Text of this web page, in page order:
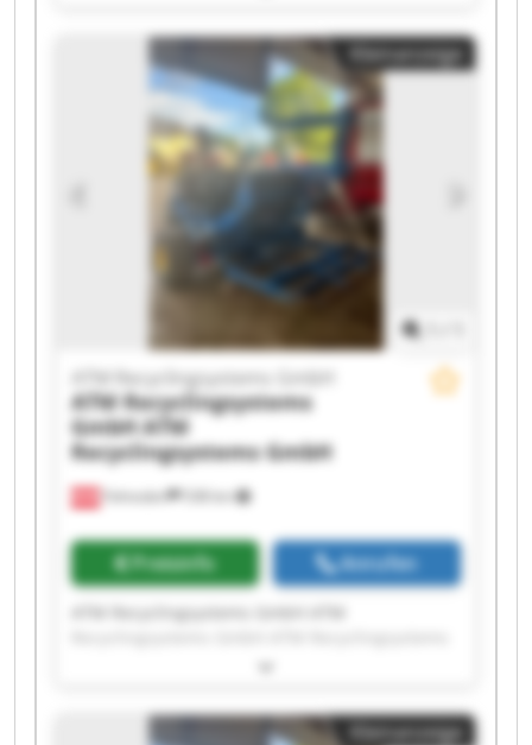
GmbH ATM Recyclingsystems GmbH ATM
Recyclingsystems GmbH ATM Recyclingsystems
GmbH ATM Recyclingsystems GmbH ATM
Recyclingsystems GmbH ATM Recyclingsystems
GmbH ATM Recyclingsystems GmbH ATM
Recyclingsystems GmbH ATM Recyclingsystems
GmbH ATM Recyclingsystems GmbH ATM
Recyclingsystems GmbH ATM Recyclingsystems
GmbH ATM Recyclingsystems GmbH ATM
Recyclingsystems GmbH
Kleinanzeige
538 km
ATM Recyclingsystems GmbH
ATM Recyclingsystems
GmbHATM
Recyclingsystems GmbH
Preisinfo Anrufen
ATM Recyclingsystems GmbH ATM
GmbH ATM Recyclingsystems GmbH ATM
GmbH ATM Recyclingsystems GmbH ATM
Recyclingsystems GmbH ATM Recyclingsystems
Kleinanzeige